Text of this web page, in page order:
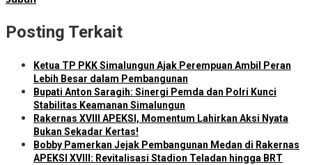
Posting Terkait
Ketua TP PKK Simalungun Ajak Perempuan Ambil Peran
Lebih Besar dalam Pembangunan
Bupati Anton Saragih: Sinergi Pemda dan Polri Kunci
Stabilitas Keamanan Simalungun
Rakernas XVIII APEKSI, Momentum Lahirkan Aksi Nyata
Bukan Sekadar Kertas!
Bobby Pamerkan Jejak Pembangunan Medan di Rakernas
APEKSI XVIII: Revitalisasi Stadion Teladan hingga BRT